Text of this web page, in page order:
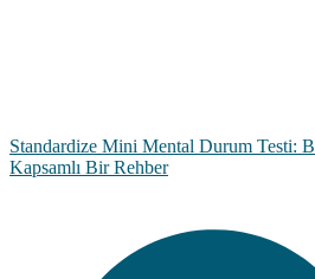
Standardize Mini Mental Durum Testi:
Kapsamlı Bir Rehber